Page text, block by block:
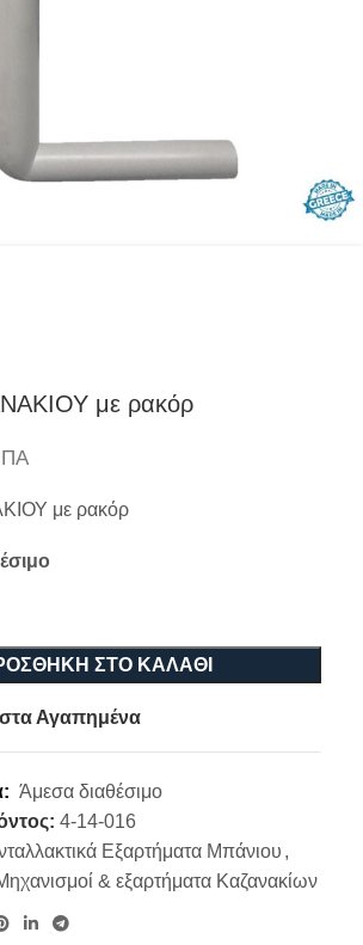
με ρακόρ
με ρακόρ
ΣΤΟ ΚΑΛΆΘΙ
Αγαπημένα
Άμεσα διαθέσιμο
4-14-016
Εξαρτήματα Μπάνιου ,
& εξαρτήματα Καζανακίων